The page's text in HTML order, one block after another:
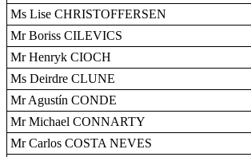
Ms Lise CHRISTOFFERSEN
Mr Boriss CILEVICS
Mr Henryk CIOCH
Ms Deirdre CLUNE
Mr Agustín CONDE
Mr Michael CONNARTY
Mr Carlos COSTA NEVES